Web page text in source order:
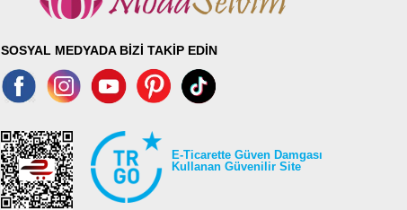
SOSYAL MEDYADA BİZİ TAKİP EDİN
E-Ticarette Güven Damgası
Kullanan Güvenilir Site